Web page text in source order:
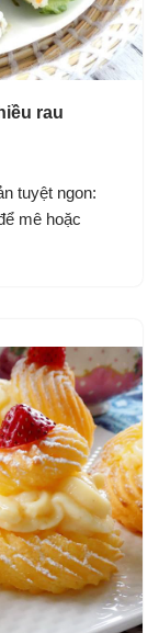
rau
tuyệt ngon:
mê hoặc